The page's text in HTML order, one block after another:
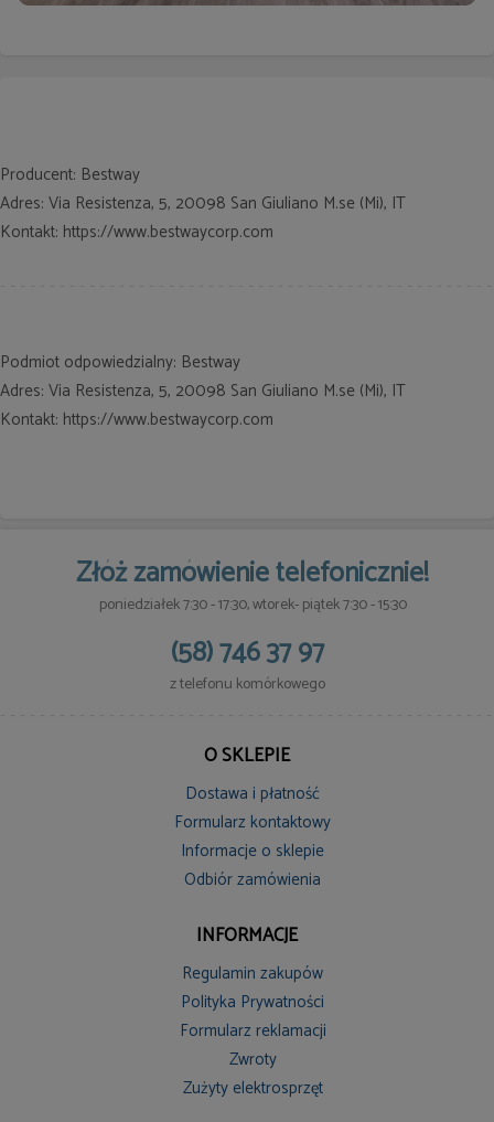
Producent: Bestway
Adres: Via Resistenza, 5, 20098 San Giuliano M.se (Mi), IT
Kontakt: https://www.bestwaycorp.com
Podmiot odpowiedzialny: Bestway
Adres: Via Resistenza, 5, 20098 San Giuliano M.se (Mi), IT
Kontakt: https://www.bestwaycorp.com
Złóż zamówienie telefonicznie!
poniedziałek 7:30 - 17:30, wtorek- piątek 7:30 - 15:30
(58) 746 37 97
z telefonu komórkowego
O SKLEPIE
Dostawa i płatność
Formularz kontaktowy
Informacje o sklepie
Odbiór zamówienia
INFORMACJE
Regulamin zakupów
Polityka Prywatności
Formularz reklamacji
Zwroty
Zużyty elektrosprzęt